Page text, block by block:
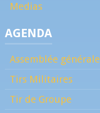
Medias
AGENDA
Assemblée générale
Tirs Militaires
Tir de Groupe